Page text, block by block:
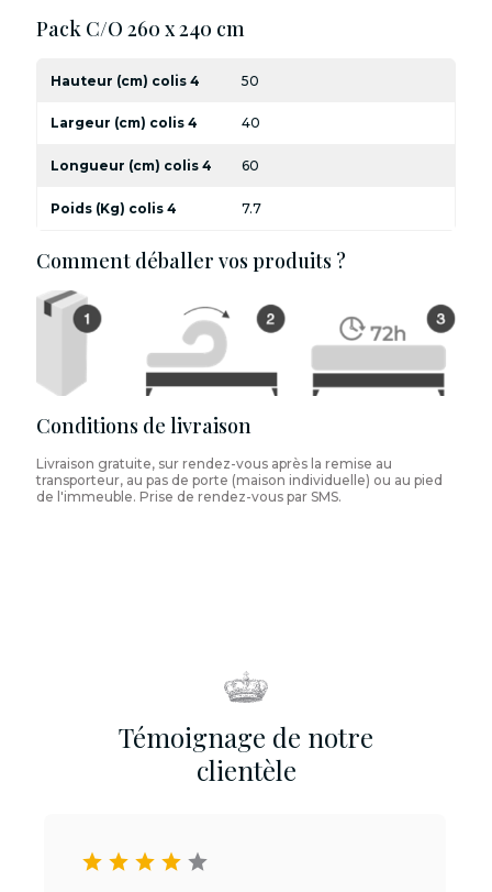
Pack C/O 260 x 240 cm
Hauteur (cm) colis 4 50
Largeur (cm) colis 4 40
Longueur (cm) colis 4 60
Poids (Kg) colis 4 7.7
Comment déballer vos produits ?
Conditions de livraison
Livraison gratuite, sur rendez-vous après la remise au
transporteur, au pas de porte (maison individuelle) ou au pied
de l'immeuble. Prise de rendez-vous par SMS.
Témoignage de notre
clientèle
star star star star star